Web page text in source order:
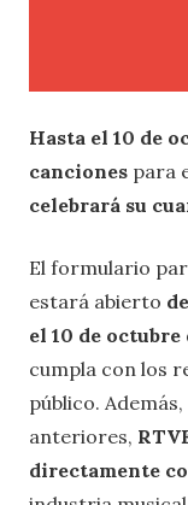
Hasta el 10 de
canciones para
celebrará su
El formulario
estará abierto
el 10 de octubre
cumpla con los
público.
anteriores,
directamente